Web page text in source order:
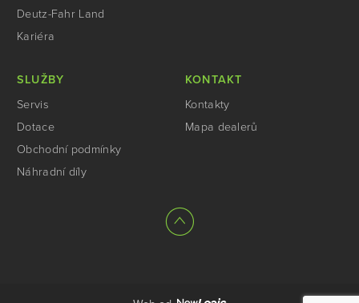
Deutz-Fahr Land
Kariéra
SLUŽBY
Servis
Dotace
Obchodní podmínky
Náhradní díly
KONTAKT
Kontakty
Mapa dealerů